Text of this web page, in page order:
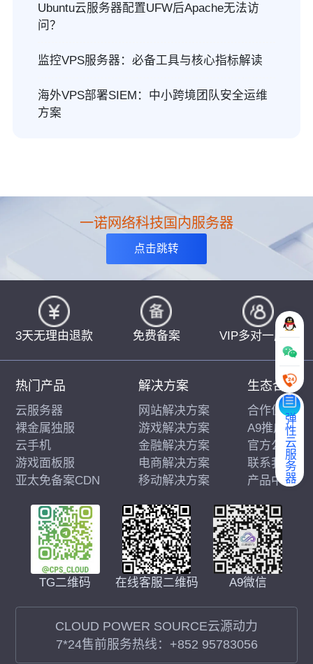
Ubuntu云服务器配置UFW后Apache无法访
问？
监控VPS服务器：必备工具与核心指标解读
海外VPS部署SIEM：中小跨境团队安全运维
方案
弹性云服务器
一诺网络科技国内服务器
点击跳转
3天无理由退款 免费备案 VIP多对一服务
TG二维码 在线客服二维码 A9微信
CLOUD POWER SOURCE云源动力
7*24售前服务热线： +852 95783056
热门产品
云服务器
裸金属独服
云手机
游戏面板服
亚太免备案CDN
解决方案
网站解决方案
游戏解决方案
金融解决方案
电商解决方案
移动解决方案
生态合作
合作伙伴
A9推广
官方公告
联系我们
产品中心